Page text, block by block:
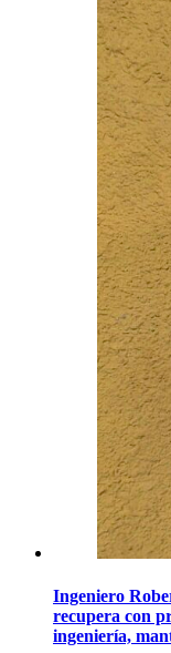
Ingeniero
recupera con
ingeniería,